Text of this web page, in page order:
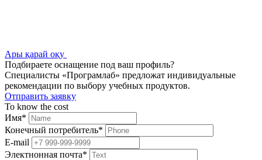
Ары қарай оқу
Подбираете оснащение под ваш профиль?
Специалисты «Програмлаб» предложат индивидуальные
рекомендации по выбору учебных продуктов.
Отправить заявку
To know the cost
Имя*
Конечный потребитель*
E-mail
Электнонная почта*